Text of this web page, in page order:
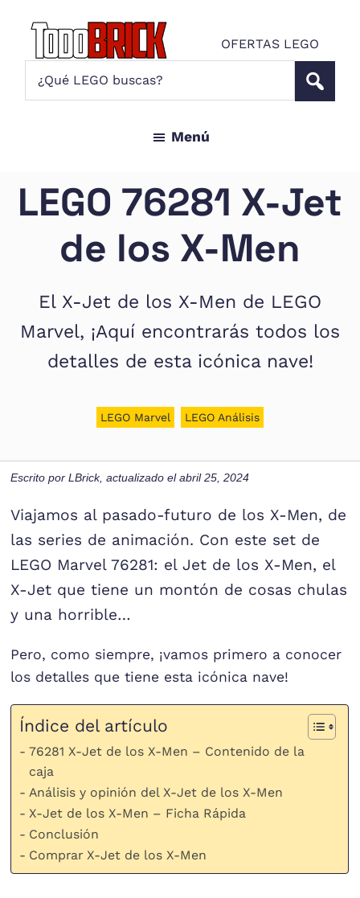
contenido
principal
página
Brick
OFERTAS LEGO
Noticias
Star
Wars
Menú
LEGO 76281 X-Jet
de los X-Men
El X-Jet de los X-Men de LEGO
Marvel, ¡Aquí encontrarás todos los
detalles de esta icónica nave!
LEGO Marvel LEGO Análisis
Escrito porLBrick, actualizado elabril 25, 2024
Viajamos al pasado-futuro de los X-Men, de
las series de animación. Con este set de
LEGO Marvel 76281: el Jet de los X-Men, el
X-Jet que tiene un montón de cosas chulas
y una horrible…
Pero, como siempre, ¡vamos primero a conocer
los detalles que tiene esta icónica nave!
Índice del artículo
76281 X-Jet de los X-Men – Contenido de la
caja
Análisis y opinión del X-Jet de los X-Men
X-Jet de los X-Men – Ficha Rápida
Conclusión
Comprar X-Jet de los X-Men